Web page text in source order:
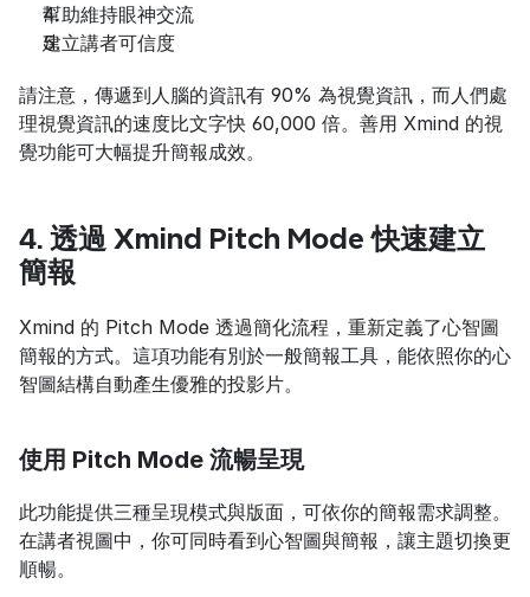
幫助維持眼神交流
建立講者可信度
請注意，傳遞到人腦的資訊有 90% 為視覺資訊，而人們處
理視覺資訊的速度比文字快 60,000 倍。善用 Xmind 的視
覺功能可大幅提升簡報成效。
4. 透過 Xmind Pitch Mode 快速建立
簡報
Xmind 的 Pitch Mode 透過簡化流程，重新定義了心智圖
簡報的方式。這項功能有別於一般簡報工具，能依照你的心
智圖結構自動產生優雅的投影片。
使用 Pitch Mode 流暢呈現
此功能提供三種呈現模式與版面，可依你的簡報需求調整。
在講者視圖中，你可同時看到心智圖與簡報，讓主題切換更
順暢。